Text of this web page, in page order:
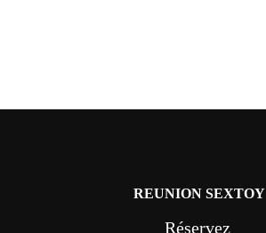
REUNION SEXTOY
Réservez